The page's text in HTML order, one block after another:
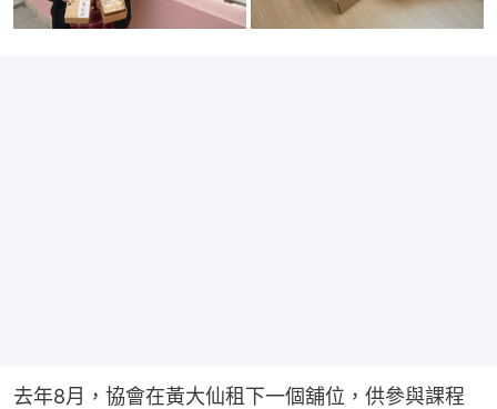
去年8月，協會在黃大仙租下一個舖位，供參與課程